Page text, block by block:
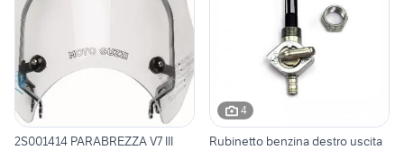
2S001414 PARABREZZA V7 III
4
Rubinetto benzina destro uscita